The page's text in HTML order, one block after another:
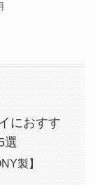
におすす
選
製】